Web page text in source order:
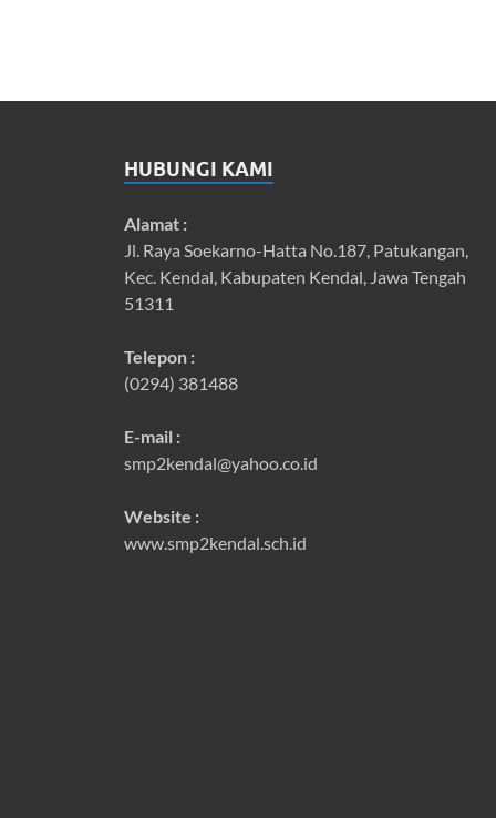
HUBUNGI KAMI
Alamat :
Jl. Raya Soekarno-Hatta No.187, Patukangan,
Kec. Kendal, Kabupaten Kendal, Jawa Tengah
51311
Telepon :
(0294) 381488
E-mail :
smp2kendal@yahoo.co.id
Website :
www.smp2kendal.sch.id